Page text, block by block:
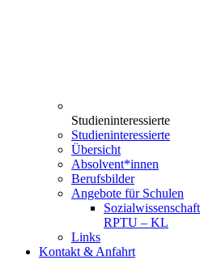
Studieninteressierte
Studieninteressierte
Übersicht
Absolvent*innen
Berufsbilder
Angebote für Schulen
RPTU – KL
Links
Kontakt & Anfahrt